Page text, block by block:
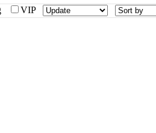
VIP